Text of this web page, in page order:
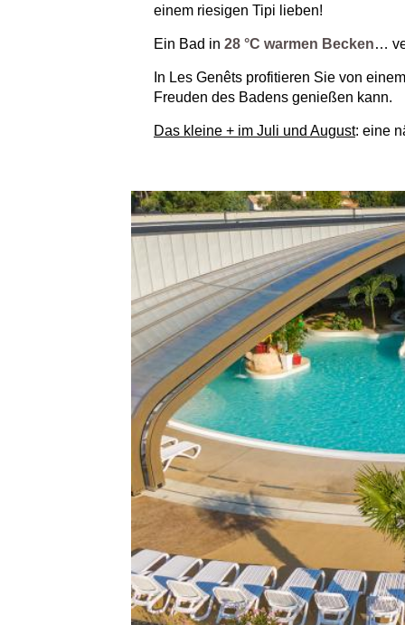
einem riesigen Tipi lieben!
Ein Bad in 28 °C warmen Becken…
In Les Genêts profitieren Sie von
Freuden des Badens genießen kann.
Das kleine + im Juli und August: eine